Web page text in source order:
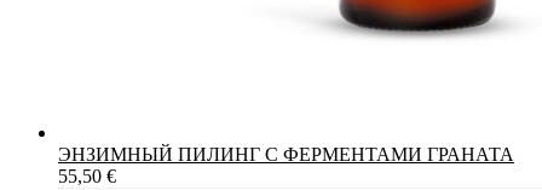
ЭНЗИМНЫЙ ПИЛИНГ С ФЕРМЕНТАМИ ГРАНАТА
55,50 €